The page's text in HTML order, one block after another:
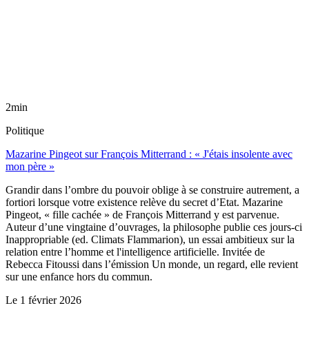
2min
Politique
Mazarine Pingeot sur François Mitterrand : « J'étais insolente avec
mon père »
Grandir dans l’ombre du pouvoir oblige à se construire autrement, a
fortiori lorsque votre existence relève du secret d’Etat. Mazarine
Pingeot, « fille cachée » de François Mitterrand y est parvenue.
Auteur d’une vingtaine d’ouvrages, la philosophe publie ces jours-ci
Inappropriable (ed. Climats Flammarion), un essai ambitieux sur la
relation entre l’homme et l'intelligence artificielle. Invitée de
Rebecca Fitoussi dans l’émission Un monde, un regard, elle revient
sur une enfance hors du commun.
Le 1 février 2026